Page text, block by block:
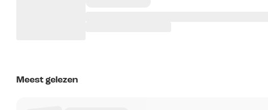
Meest gelezen